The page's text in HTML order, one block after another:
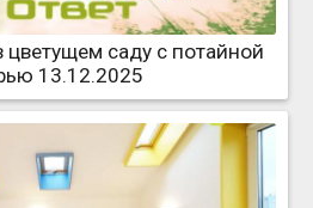
цветущем саду с потайной
13.12.2025